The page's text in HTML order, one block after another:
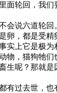
轮回，我们
说六道轮回
，都是受
上它是极
，猫狗牠
呢？那就
过去世，也